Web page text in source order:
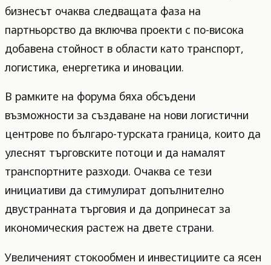
бизнесът очаква следващата фаза на
партньорство да включва проекти с по-висока
добавена стойност в области като транспорт,
логистика, енергетика и иновации.
В рамките на форума бяха обсъдени
възможности за създаване на нови логистични
центрове по българо-турската граница, които да
улеснят търговските потоци и да намалят
транспортните разходи. Очаква се тези
инициативи да стимулират допълнително
двустранната търговия и да допринесат за
икономическия растеж на двете страни.
Увеличеният стокообмен и инвестициите са ясен